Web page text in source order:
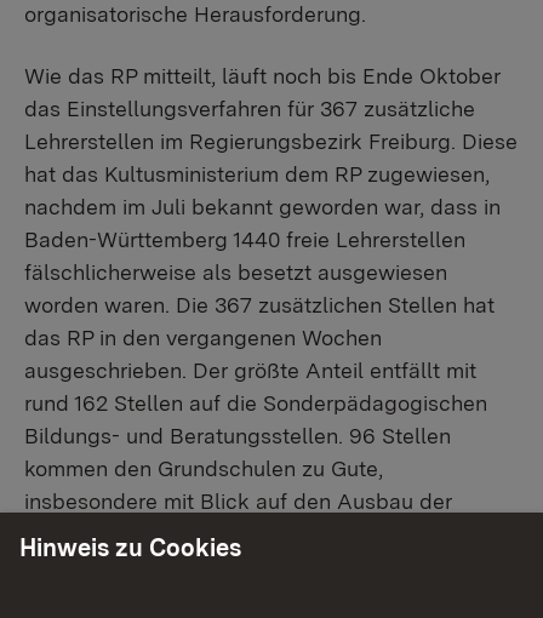
organisatorische Herausforderung.
Wie das RP mitteilt, läuft noch bis Ende Oktober
das Einstellungsverfahren für 367 zusätzliche
Lehrerstellen im Regierungsbezirk Freiburg. Diese
hat das Kultusministerium dem RP zugewiesen,
nachdem im Juli bekannt geworden war, dass in
Baden-Württemberg 1440 freie Lehrerstellen
fälschlicherweise als besetzt ausgewiesen
worden waren. Die 367 zusätzlichen Stellen hat
das RP in den vergangenen Wochen
ausgeschrieben. Der größte Anteil entfällt mit
rund 162 Stellen auf die Sonderpädagogischen
Bildungs- und Beratungsstellen. 96 Stellen
kommen den Grundschulen zu Gute,
insbesondere mit Blick auf den Ausbau der
Ganztagsbetreuung. Auf die Schulen der
Hinweis zu Cookies